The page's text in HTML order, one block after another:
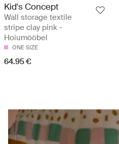
Kid's Concept
Wall storage textile
stripe clay pink -
Hoiumööbel
ONE SIZE
64.95 €